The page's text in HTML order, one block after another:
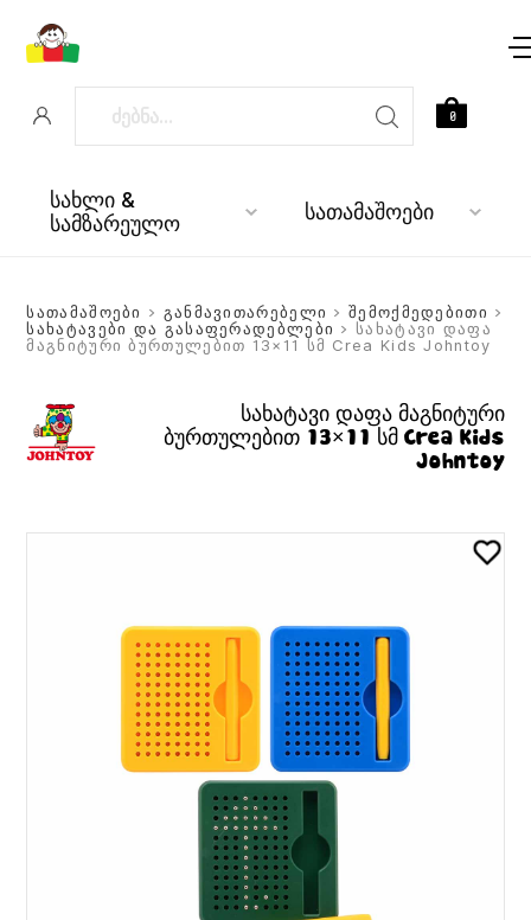
სახლი &
სამზარეულო სათამაშოები
0
სათამაშოები > განმავითარებელი >შემოქმედებითი >
სახატავები და გასაფერადებლები > სახატავი დაფა
მაგნიტური ბურთულებით 13×11 სმ Crea Kids Johntoy
სახატავი დაფა მაგნიტური
ბურთულებით 13×11 სმ Crea Kids
Johntoy